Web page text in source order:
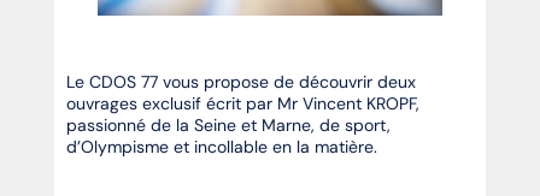
Le CDOS 77 vous propose de découvrir deux
ouvrages exclusif écrit par Mr Vincent KROPF,
passionné de la Seine et Marne, de sport,
d’Olympisme et incollable en la matière.